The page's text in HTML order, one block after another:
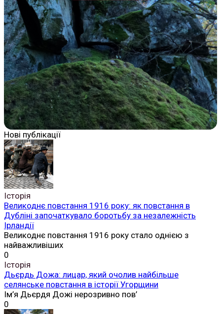
Нові публікації
Історія
Великоднє повстання 1916 року: як повстання в
Дубліні започаткувало боротьбу за незалежність
Ірландії
Великоднє повстання 1916 року стало однією з
найважливіших
0
Історія
Дьєрдь Дожа: лицар, який очолив найбільше
селянське повстання в історії Угорщини
Ім’я Дьєрдя Дожі нерозривно пов’
0